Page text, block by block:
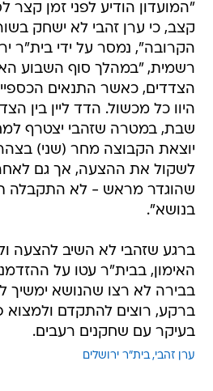
"המועדון הודיע לפני זמן קצר
קצב, כי ערן זהבי לא ישחק
הקרובה", נמסר על ידי בית"ר
רשמית, "במהלך סוף השבוע
הצדדים, כאשר התנאים
היוו כל מכשול. הדד ליין בין
שבת, במטרה שזהבי יצטרף
יוצאת הקבוצה מחר (שני)
לשקול את ההצעה, אך גם
שהוגדר מראש - לא התקבלה
בנושא".
ברגע שזהבי לא השיב להצעה
האימון, בבית"ר עטו על
בבירה לא רצו שהנושא ימשיך
ברקע, רוצים להתקדם ולמצוא
בעיקר עם שחקנים רעבים.
ערן זהבי בית"ר ירושלים